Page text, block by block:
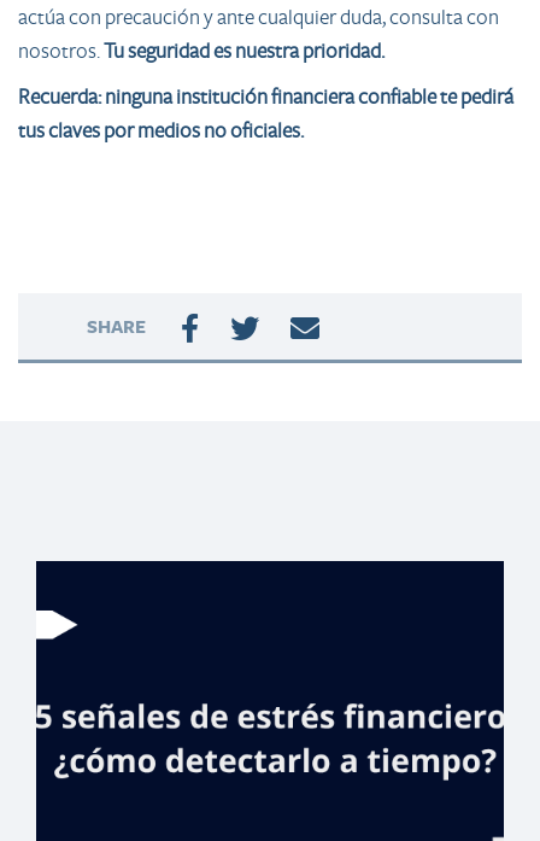
actúa con precaución y ante cualquier duda, consulta con
nosotros.Tu seguridad es nuestra prioridad.
Recuerda: ninguna institución financiera confiable te pedirá
tus claves por medios no oficiales.
SHARE
Apps
simulan ser
bancos